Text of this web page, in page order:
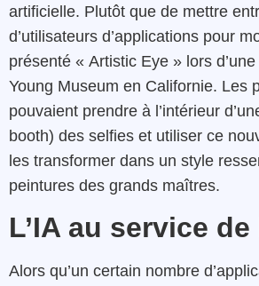
artificielle. Plutôt que de mettre
d’utilisateurs d’applications pour
présenté « Artistic Eye » lors
Young Museum en Californie. Les
pouvaient prendre à l’intérieur
booth) des selfies et utiliser ce
les transformer dans un style
peintures des grands maîtres.
L’IA au service de
Alors qu’un certain nombre